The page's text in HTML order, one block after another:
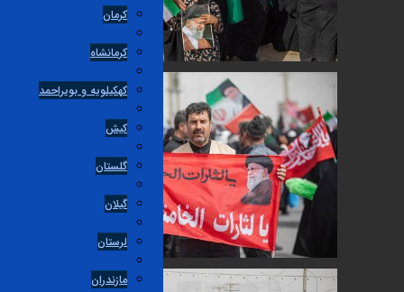
کرمان
کرمانشاه
کهکیلویه و بویراحمد
کیش
گلستان
گیلان
لرستان
مازندران